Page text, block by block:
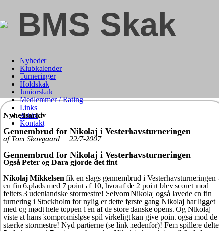
BMS Skak
Nyheder
Klubkalender
Turneringer
Holdskak
Juniorskak
Medlemmer / Rating
Links
Arkiv
Kontakt
Nyhedsarkiv
Gennembrud for Nikolaj i Vesterhavsturneringen
af Tom Skovgaard 22/7-2007
Gennembrud for Nikolaj i Vesterhavsturneringen
Også Peter og Dara gjorde det fint
Nikolaj Mikkelsen fik en slags gennembrud i Vesterhavsturneringen
en fin 6.plads med 7 point af 10, hvoraf de 2 point blev scoret mod
feltets 3 udenlandske stormestre! Selvom Nikolaj også lavede en fin
turnering i Stockholm for nylig er dette første gang Nikolaj har ligget
med og mødt hele toppen i en af de store danske opens. Og Nikolaj
viste at hans kompromisløse spil virkeligt kan give point også mod de
stærke stormestre! Nyd partierne (se link nedenfor)! Fem spillere delte